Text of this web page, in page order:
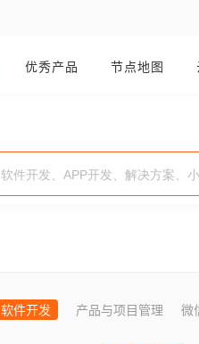
优秀产品 节点地图
软件开发 产品与项目管理 微